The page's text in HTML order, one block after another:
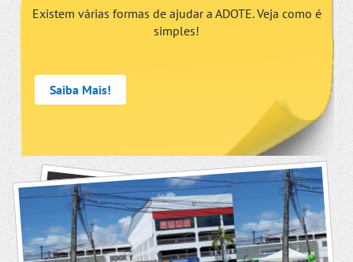
Existem várias formas de ajudar a ADOTE. Veja como é
simples!
Saiba Mais!